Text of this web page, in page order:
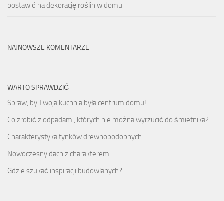
postawić na dekorację roślin w domu
NAJNOWSZE KOMENTARZE
WARTO SPRAWDZIĆ
Spraw, by Twoja kuchnia była centrum domu!
Co zrobić z odpadami, których nie można wyrzucić do śmietnika?
Charakterystyka tynków drewnopodobnych
Nowoczesny dach z charakterem
Gdzie szukać inspiracji budowlanych?